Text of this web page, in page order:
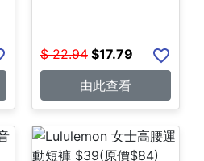
$ 22.94 $17.79
由此查看